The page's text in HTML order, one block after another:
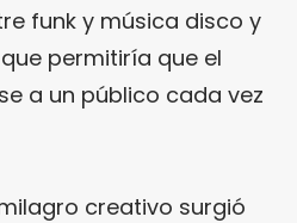
funk y música disco y
permitiría que el
a un público cada vez
creativo surgió